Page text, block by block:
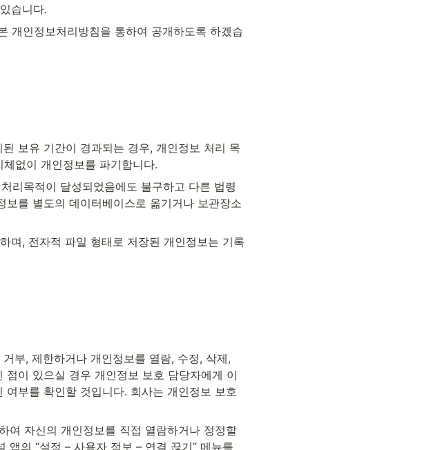
습니다.
인정보처리방침을 통하여 공개하도록 하겠습
보유 기간이 경과되는 경우, 개인정보 처리 목
없이 개인정보를 파기합니다.
리목적이 달성되었음에도 불구하고 다른 법령
를 별도의 데이터베이스로 옮기거나 보관장소
, 전자적 파일 형태로 저장된 개인정보는 기록
부, 제한하거나 개인정보를 열람, 수정, 삭제,
이 있으실 경우 개인정보 보호 담당자에게 이
부를 확인할 것입니다. 회사는 개인정보 보호
여 자신의 개인정보를 직접 열람하거나 정정할
의 “설정 – 사용자 정보 – 연결 끊기” 메뉴를